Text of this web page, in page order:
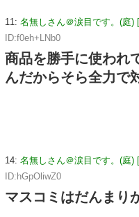
11: 名無しさん＠涙目です。(庭)
ID:f0eh+LNb0
商品を勝手に使われ
んだからそら全力で
14: 名無しさん＠涙目です。(庭)
ID:hGpOliwZ0
マスコミはだんまり